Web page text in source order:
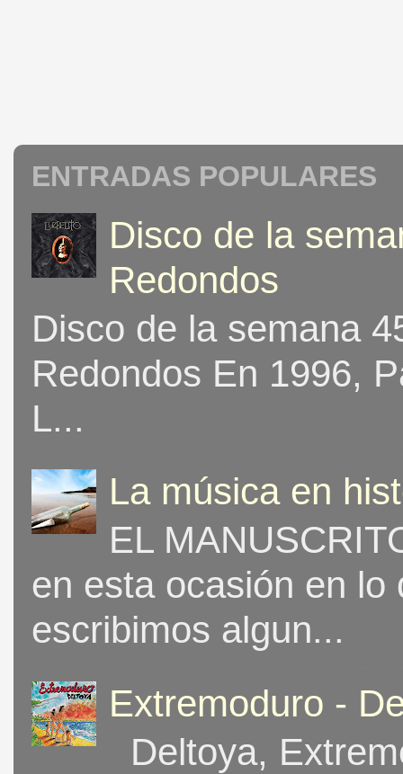
ENTRADAS POPULARES
Disco de la
Redondos
Disco de la semana
Redondos En 1996,
L...
La música en
EL
en esta ocasión en
escribimos algun...
Extremoduro -
Deltoya,